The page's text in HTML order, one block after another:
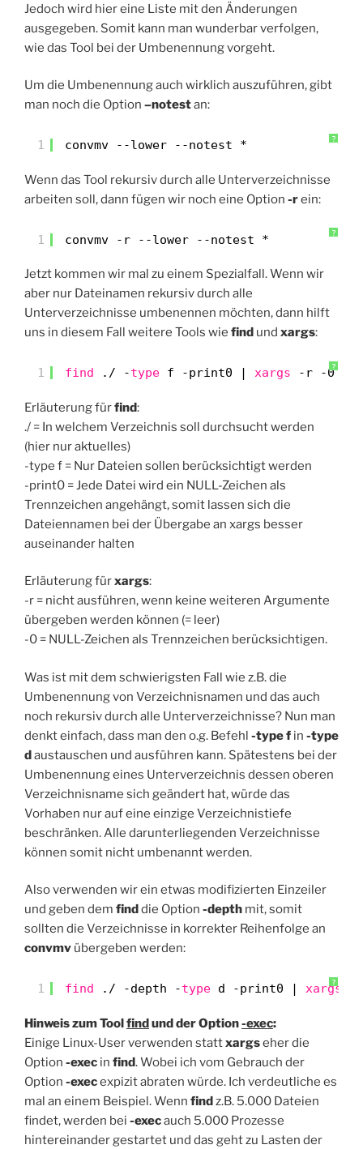
Jedoch wird hier eine Liste mit den Änderungen
ausgegeben. Somit kann man wunderbar verfolgen,
wie das Tool bei der Umbenennung vorgeht.
Um die Umbenennung auch wirklich auszuführen, gibt
man noch die Option –notestan:
?
1 convmv --lower --notest *
Wenn das Tool rekursiv durch alle Unterverzeichnisse
arbeiten soll, dann fügen wir noch eine Option -rein:
?
1 convmv -r --lower --notest *
Jetzt kommen wir mal zu einem Spezialfall. Wenn wir
aber nur Dateinamen rekursiv durch alle
Unterverzeichnisse umbenennen möchten, dann hilft
uns in diesem Fall weitere Tools wie find und xargs:
?
1 find ./ -type f -print0 | xargs -r -0
Erläuterung fürfind:
./ = In welchem Verzeichnis soll durchsucht werden
(hier nur aktuelles)
-type f = Nur Dateien sollen berücksichtigt werden
-print0 = Jede Datei wird ein NULL-Zeichen als
Trennzeichen angehängt, somit lassen sich die
Dateiennamen bei der Übergabe an xargs besser
auseinander halten
Erläuterung fürxargs:
-r = nicht ausführen, wenn keine weiteren Argumente
übergeben werden können (= leer)
-0 = NULL-Zeichen als Trennzeichen berücksichtigen.
Was ist mit dem schwierigsten Fall wie z.B. die
Umbenennung von Verzeichnisnamen und das auch
noch rekursiv durch alle Unterverzeichnisse? Nun man
denkt einfach, dass man den o.g. Befehl -type f in -type
daustauschen und ausführen kann. Spätestens bei der
Umbenennung eines Unterverzeichnis dessen oberen
Verzeichnisname sich geändert hat, würde das
Vorhaben nur auf eine einzige Verzeichnistiefe
beschränken. Alle darunterliegenden Verzeichnisse
können somit nicht umbenannt werden.
Also verwenden wir ein etwas modifizierten Einzeiler
und geben dem finddie Option -depth mit, somit
sollten die Verzeichnisse in korrekter Reihenfolge an
convmv übergeben werden:
?
1 find ./ -depth -type d -print0 | xargs
Hinweis zum Toolfindund der Option-exec:
Einige Linux-User verwenden stattxargseher die
Option -exec in find. Wobei ich vom Gebrauch der
Option -execexpizit abraten würde. Ich verdeutliche es
mal an einem Beispiel. Wenn findz.B. 5.000 Dateien
findet, werden bei -execauch 5.000 Prozesse
hintereinander gestartet und das geht zu Lasten der